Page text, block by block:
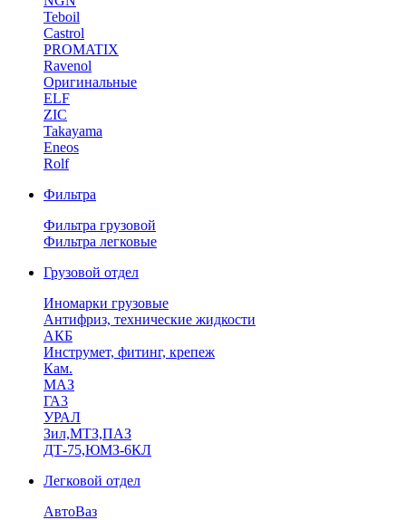
Teboil
Castrol
PROMATIX
Ravenol
Оригинальные
ELF
ZIC
Takayama
Eneos
Rolf
Фильтра
Фильтра грузовой
Фильтра легковые
Грузовой отдел
Иномарки грузовые
Антифриз, технические жидкости
АКБ
Инструмет, фитинг, крепеж
Кам.
МАЗ
ГА3
УРАЛ
Зил,МТЗ,ПАЗ
ДТ-75,ЮМЗ-6КЛ
Легковой отдел
АвтоВаз